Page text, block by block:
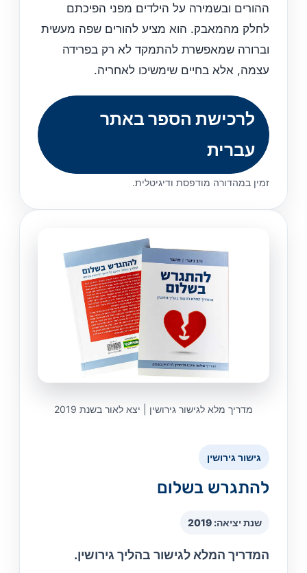
ההורים ובשמירה על הילדים מפני הפיכתם
לחלק מהמאבק. הוא מציע להורים שפה מעשית
וברורה שמאפשרת להתמקד לא רק בפרידה
עצמה, אלא בחיים שימשיכו לאחריה.
לרכישת הספר באתר
עברית
זמין במהדורה מודפסת ודיגיטלית.
מדריך מלא לגישור גירושין | יצא לאור בשנת 2019
גישור גירושין
להתגרש בשלום
שנת יציאה: 2019
המדריך המלא לגישור בהליך גירושין.